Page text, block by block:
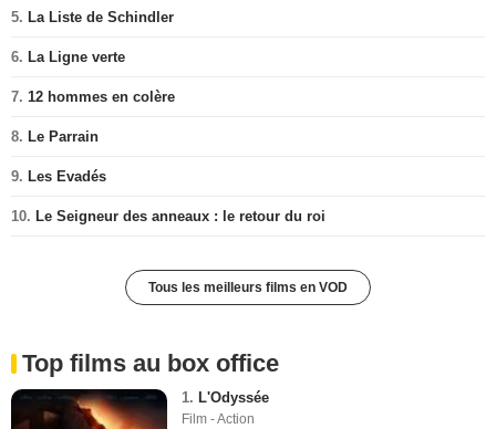
5. La Liste de Schindler
6. La Ligne verte
7. 12 hommes en colère
8. Le Parrain
9. Les Evadés
10. Le Seigneur des anneaux : le retour du roi
Tous les meilleurs films en VOD
Top films au box office
1. L'Odyssée
Film - Action